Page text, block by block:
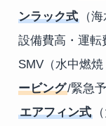
ンラック式（海
設備費高・運
SMV（水中燃焼
ービング/緊急
エアフィン式（